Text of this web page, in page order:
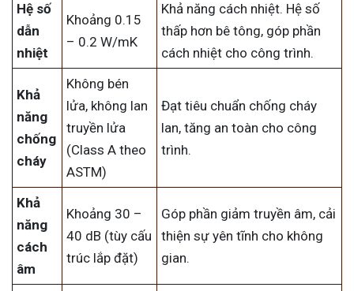
Hệ số
dẫn
nhiệt
Khoảng 0.15
– 0.2 W/mK
Khả năng cách nhiệt. Hệ số
thấp hơn bê tông, góp phần
cách nhiệt cho công trình.
Khả
năng
chống
cháy
Không bén
lửa, không lan
truyền lửa
(Class A theo
ASTM)
Đạt tiêu chuẩn chống cháy
lan, tăng an toàn cho công
trình.
Khả
năng
cách
âm
Khoảng 30 –
40 dB (tùy cấu
trúc lắp đặt)
Góp phần giảm truyền âm, cải
thiện sự yên tĩnh cho không
gian.